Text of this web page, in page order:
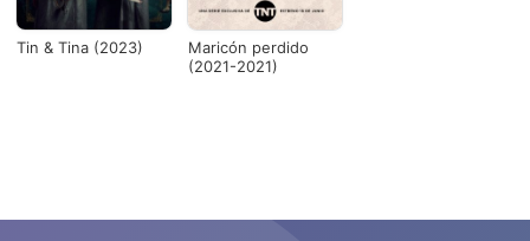
Tin & Tina (2023)
Maricón perdido
(2021-2021)